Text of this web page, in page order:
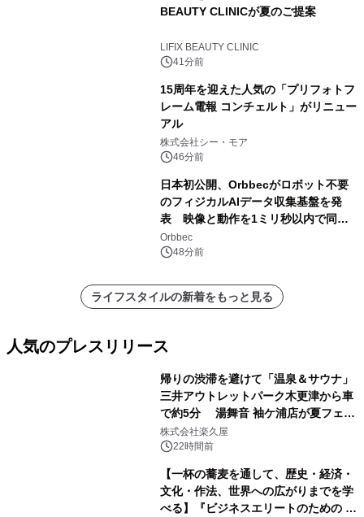
BEAUTY CLINICが夏のご提案
LIFIX BEAUTY CLINIC
41分前
15周年を迎えた人気の「プリフォトフ
レーム電報 コンチェルト」がリニュー
アル
株式会社シー・モア
46分前
日本初公開、Orbbecがロボット不要
のフィジカルAIデータ収集基盤を発
表 映像と動作を1ミリ秒以内で同
期、約200グラムの試作機をROSCon
JP 2026で実演
Orbbec
48分前
ライフスタイルの新着をもっと見る
人気のプレスリリース
帰りの渋滞を避けて「温泉＆サウナ」
三井アウトレットパーク木更津から車
で約5分 湯舞音 袖ケ浦店が夏フェア
メニューを提供
株式会社楽久屋
22時間前
【一杯の蕎麦を通して、歴史・経済・
文化・作法、世界への広がりまでを学
べる】『ビジネスエリートのための 教